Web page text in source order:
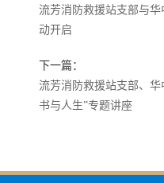
流芳消防救援站支部与
动开启
下一篇：
流芳消防救援站支部、
书与人生”专题讲座